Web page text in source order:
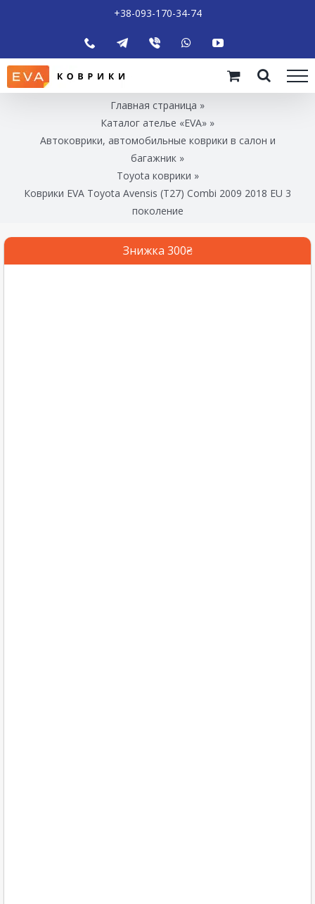
+38-093-170-34-74
Главная страница »
Каталог ателье «EVA» »
Автоковрики, автомобильные коврики в салон и
багажник »
Toyota коврики »
Коврики EVA Toyota Avensis (T27) Combi 2009 2018 EU 3
поколение
Знижка 300₴